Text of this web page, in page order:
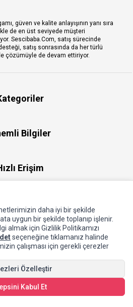
güven ve kalite anlayışının yanı sıra
de en üst seviyede müşteri
Sescibaba.Com, satış sürecinde
satış sonrasında da her türlü
çözümüyle de devam ettiriyor.
Bilgiler
Erişim
daha iyi bir şekilde
uygun bir şekilde toplanıp işlenir.
almak için Gizlilik Politikamızı
seçeneğine tıklamanız halinde
çalışması için gerekli çerezler
Özelleştir
Kabul Et